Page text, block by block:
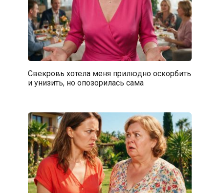
Свекровь хотела меня прилюдно оскорбить
и унизить, но опозорилась сама